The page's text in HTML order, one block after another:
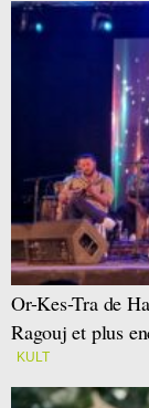
Or-Kes-Tra de
Ragouj et plus
KULT